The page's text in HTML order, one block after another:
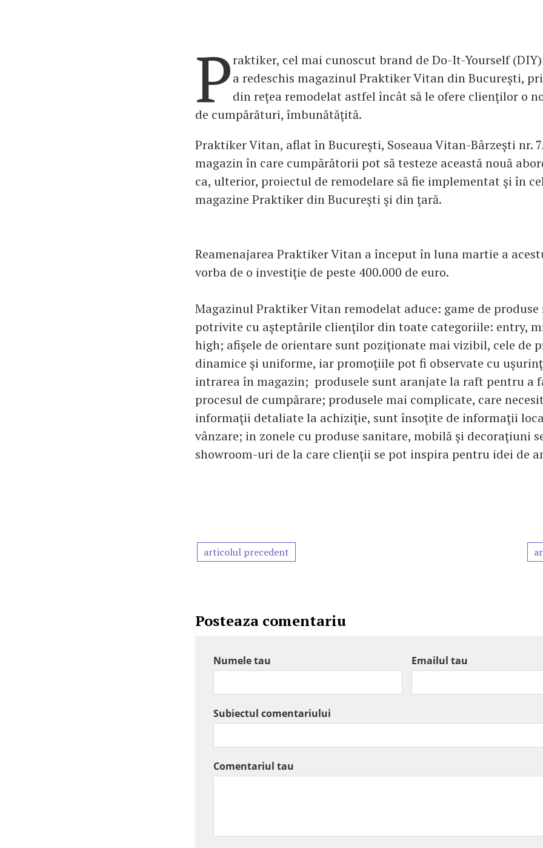
Praktiker, cel mai cunoscut brand de Do-It-Yourself
a redeschis magazinul Praktiker Vitan din Bucureşti,
din reţea remodelat astfel încât să le ofere clienţilor o
de cumpărături, îmbunătăţită.
Praktiker Vitan, aflat în Bucureşti, Soseaua Vitan-Bârzeşti nr.
magazin în care cumpărătorii pot să testeze această nouă
ca, ulterior, proiectul de remodelare să fie implementat şi în
magazine Praktiker din Bucureşti şi din ţară.
Reamenajarea Praktiker Vitan a început în luna martie a
vorba de o investiţie de peste 400.000 de euro.
Magazinul Praktiker Vitan remodelat aduce: game de
potrivite cu aşteptările clienţilor din toate categoriile: entry,
high; afişele de orientare sunt poziţionate mai vizibil, cele de
dinamice şi uniforme, iar promoţiile pot fi observate cu
intrarea în magazin; produsele sunt aranjate la raft pentru a
procesul de cumpărare; produsele mai complicate, care
informaţii detaliate la achiziţie, sunt însoţite de informaţii
vânzare; in zonele cu produse sanitare, mobilă şi decoraţiuni
showroom-uri de la care clienţii se pot inspira pentru idei de
articolul precedent
Posteaza comentariu
Numele tau Emailul tau
Subiectul comentariului
Comentariul tau